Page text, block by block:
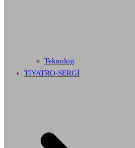
Teknoloji
TİYATRO-SERGİ